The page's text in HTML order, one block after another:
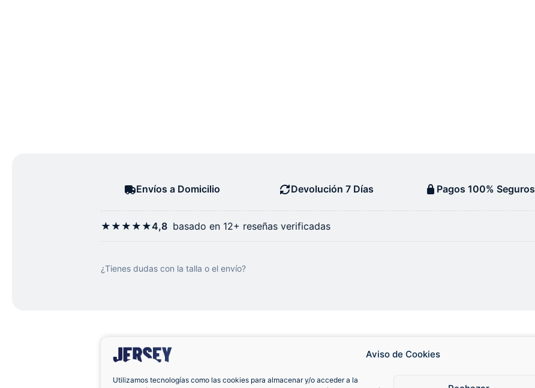
Aviso de Cookies
Utilizamos tecnologías como las cookies para almacenar y/o acceder a la
Envíos a Domicilio Devolución 7 Días Pagos 100% Seguros
★★★★★4,8 basado en 12+ reseñas verificadas
¿Tienes dudas con la talla o el envío?